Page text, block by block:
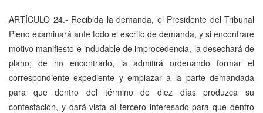
ARTÍCULO 24.- Recibida la demanda, el Presidente del Tribunal
Pleno examinará ante todo el escrito de demanda, y si encontrare
motivo manifiesto e indudable de improcedencia, la desechará de
plano; de no encontrarlo, la admitirá ordenando formar el
correspondiente expediente y emplazar a la parte demandada
para que dentro del término de diez días produzca su
contestación, y dará vista al tercero interesado para que dentro